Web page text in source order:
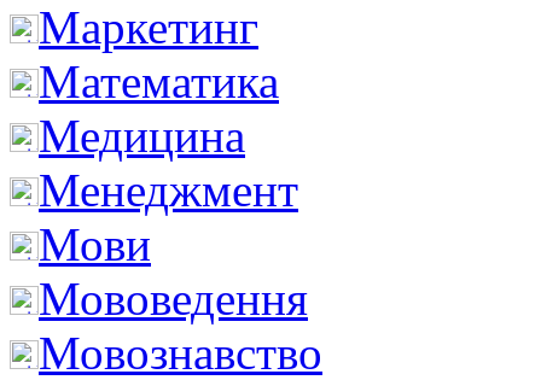
Маркетинг
Математика
Медицина
Менеджмент
Мови
Мововедення
Мовознавство